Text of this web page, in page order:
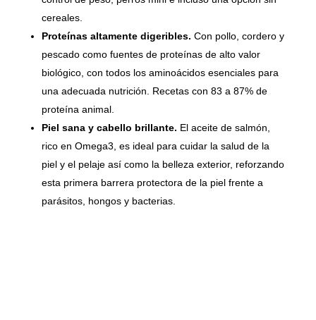
cereales.
Proteínas altamente digeribles. Con pollo, cordero y
pescado como fuentes de proteínas de alto valor
biológico, con todos los aminoácidos esenciales para
una adecuada nutrición. Recetas con 83 a 87% de
proteína animal.
Piel sana y cabello brillante. El aceite de salmón,
rico en Omega3, es ideal para cuidar la salud de la
piel y el pelaje así como la belleza exterior, reforzando
esta primera barrera protectora de la piel frente a
parásitos, hongos y bacterias.